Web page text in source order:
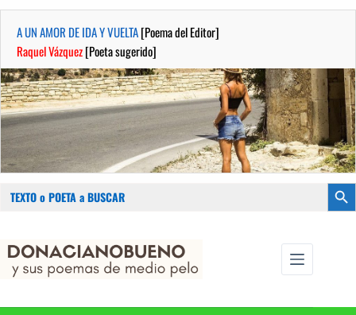
A UN AMOR DE IDA Y VUELTA[Poema del Editor]
Raquel Vázquez[Poeta sugerido]
contenido